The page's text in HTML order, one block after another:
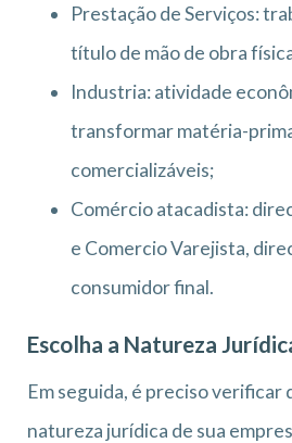
Prestação de Serviços:
título de mão de obra
Industria: atividade
transformar matéria-
comercializáveis;
Comércio atacadista:
e Comercio Varejista,
consumidor final.
Escolha a Natureza
Em seguida, é preciso verificar
natureza jurídica de sua